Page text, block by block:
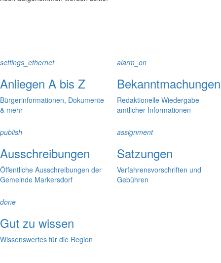
settings_ethernet
Anliegen A bis Z
Bürgerinformationen, Dokumente
& mehr
alarm_on
Bekanntmachungen
Redaktionelle Wiedergabe
amtlicher Informationen
publish
Ausschreibungen
Öffentliche Ausschreibungen der
Gemeinde Markersdorf
assignment
Satzungen
Verfahrensvorschriften und
Gebühren
done
Gut zu wissen
Wissenswertes für die Region